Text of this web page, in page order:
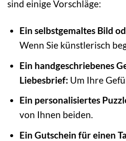
sind einige Vorschläge:
Ein selbstgemaltes Bild
Wenn Sie künstlerisch
Ein handgeschriebenes
Liebesbrief: Um Ihre
Ein personalisiertes
von Ihnen beiden.
Ein Gutschein für einen